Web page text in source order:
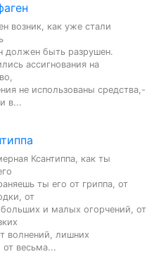
возник, как уже стали
должен быть разрушен.
ассигнования на
не использованы средства,-
в...
Ксантиппа, как ты
ты его от гриппа, от
от
больших и малых огорчений, от
волнений, лишних
от весьма...